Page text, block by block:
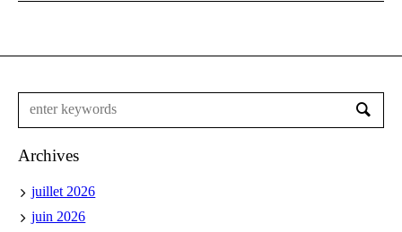
Archives
juillet 2026
juin 2026